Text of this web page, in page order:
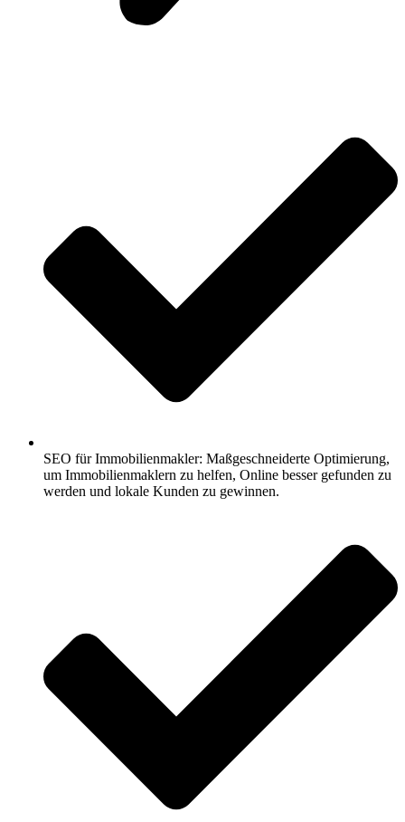
SEO für Immobilienmakler: Maßgeschneiderte Optimierung,
um Immobilienmaklern zu helfen, Online besser gefunden zu
werden und lokale Kunden zu gewinnen.